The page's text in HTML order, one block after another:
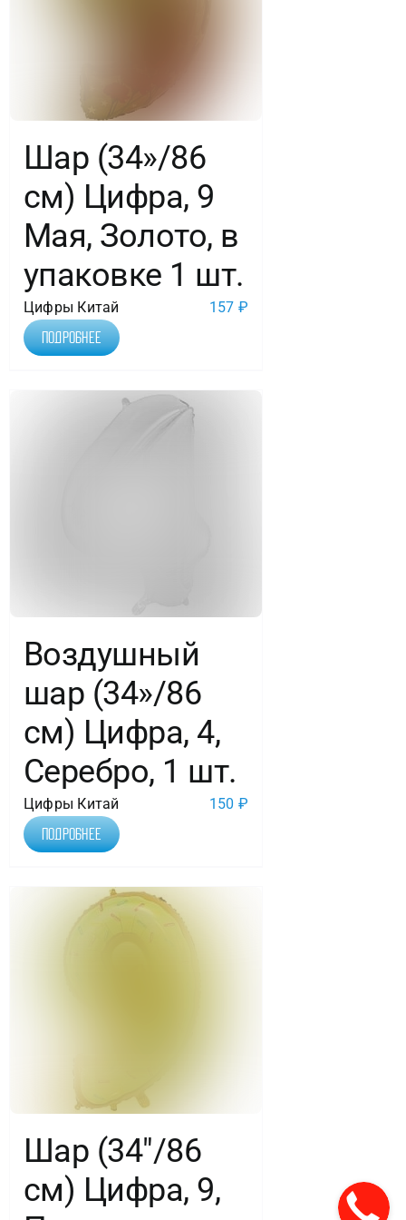
Шар (34»/86
см) Цифра, 9
Мая, Золото, в
упаковке 1 шт.
Цифры Китай 157 ₽
Подробнее
Воздушный
шар (34»/86
см) Цифра, 4,
Серебро, 1 шт.
Цифры Китай 150 ₽
Подробнее
Шар (34″/86
см) Цифра, 9,